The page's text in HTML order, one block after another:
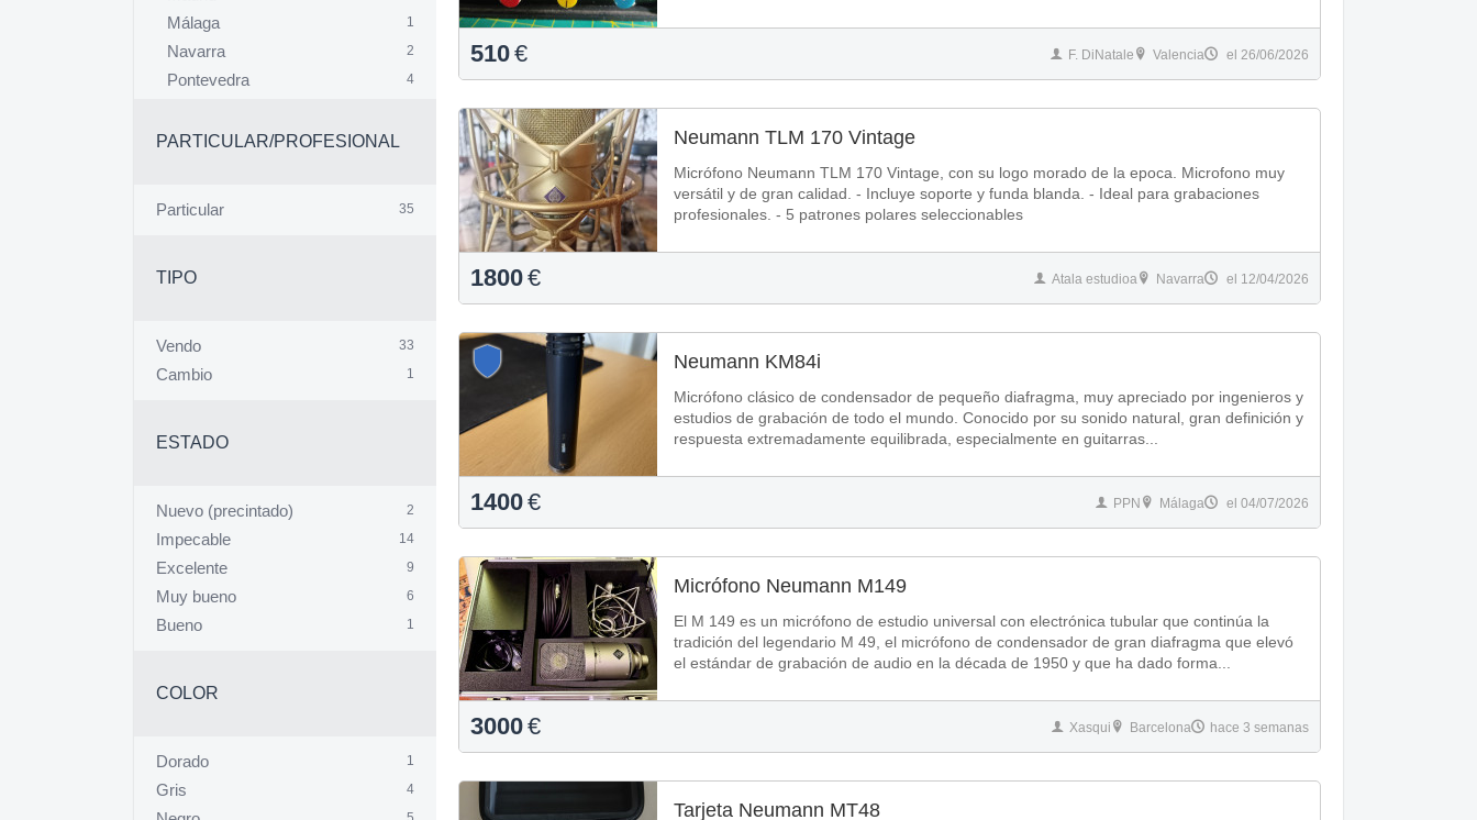
510€ F. DiNatale Valencia el 26/06/2026
Neumann TLM 170 Vintage
Micrófono Neumann TLM 170 Vintage, con su logo morado de la epoca. Microfono muy
versátil y de gran calidad. - Incluye soporte y funda blanda. - Ideal para grabaciones
profesionales. - 5 patrones polares seleccionables
1800€ Atala estudioa Navarra el 12/04/2026
Neumann KM84i
Micrófono clásico de condensador de pequeño diafragma, muy apreciado por ingenieros y
estudios de grabación de todo el mundo. Conocido por su sonido natural, gran definición y
respuesta extremadamente equilibrada, especialmente en guitarras...
1400€ PPN Málaga el 04/07/2026
Micrófono Neumann M149
El M 149 es un micrófono de estudio universal con electrónica tubular que continúa la
tradición del legendario M 49, el micrófono de condensador de gran diafragma que elevó
el estándar de grabación de audio en la década de 1950 y que ha dado forma...
3000€ Xasqui Barcelona hace 3 semanas
Tarjeta Neumann MT48
1
Málaga
2
Navarra
4
Pontevedra
Zaragoza
PARTICULAR/PROFESIONAL
35
Particular
TIPO
33
Vendo
1
Cambio
ESTADO
2
Nuevo (precintado)
14
Impecable
9
Excelente
6
Muy bueno
1
Bueno
COLOR
1
Dorado
4
Gris